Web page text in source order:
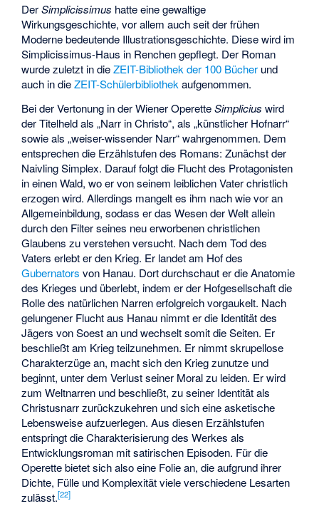
DerSimplicissimus hatte eine gewaltige
Wirkungsgeschichte, vor allem auch seit der frühen
Moderne bedeutende Illustrationsgeschichte. Diese wird im
Simplicissimus-Haus in Renchen gepflegt. Der Roman
wurde zuletzt in dieZEIT-Bibliothek der 100 Bücher und
auch in dieZEIT-Schülerbibliothek aufgenommen.
Bei der Vertonung in der Wiener OperetteSimplicius wird
der Titelheld als „Narr in Christo“, als „künstlicher Hofnarr“
sowie als „weiser-wissender Narr“ wahrgenommen. Dem
entsprechen die Erzählstufen des Romans: Zunächst der
Naivling Simplex. Darauf folgt die Flucht des Protagonisten
in einen Wald, wo er von seinem leiblichen Vater christlich
erzogen wird. Allerdings mangelt es ihm nach wie vor an
Allgemeinbildung, sodass er das Wesen der Welt allein
durch den Filter seines neu erworbenen christlichen
Glaubens zu verstehen versucht. Nach dem Tod des
Vaters erlebt er den Krieg. Er landet am Hof des
Gubernators von Hanau. Dort durchschaut er die Anatomie
des Krieges und überlebt, indem er der Hofgesellschaft die
Rolle des natürlichen Narren erfolgreich vorgaukelt. Nach
gelungener Flucht aus Hanau nimmt er die Identität des
Jägers von Soest an und wechselt somit die Seiten. Er
beschließt am Krieg teilzunehmen. Er nimmt skrupellose
Charakterzüge an, macht sich den Krieg zunutze und
beginnt, unter dem Verlust seiner Moral zu leiden. Er wird
zum Weltnarren und beschließt, zu seiner Identität als
Christusnarr zurückzukehren und sich eine asketische
Lebensweise aufzuerlegen. Aus diesen Erzählstufen
entspringt die Charakterisierung des Werkes als
Entwicklungsroman mit satirischen Episoden. Für die
Operette bietet sich also eine Folie an, die aufgrund ihrer
Dichte, Fülle und Komplexität viele verschiedene Lesarten
zulässt.[22]